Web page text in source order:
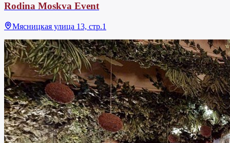
Rodina Moskva Event
Мясницкая улица 13, стр.1